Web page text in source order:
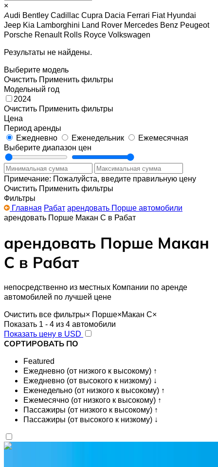
×
Audi Bentley Cadillac Cupra Dacia Ferrari Fiat Hyundai
Jeep Kia Lamborghini Land Rover Mercedes Benz Peugeot
Porsche Renault Rolls Royce Volkswagen
Результаты не найдены.
Выберите модель
Очистить Применить фильтры
Модельный год
2024
Очистить Применить фильтры
Цена
Период аренды
Ежедневно
Еженедельник
Ежемесячная
Выберите диапазон цен
Примечание: Пожалуйста, введите правильную цену
Очистить Применить фильтры
Фильтры
Главная Рабат арендовать Порше автомобили
арендовать Порше Макан С в Рабат
арендовать Порше Макан
С в Рабат
непосредственно из местных Компании по аренде
автомобилей по лучшей цене
Очистить все фильтры× Порше×Макан С×
Показать 1 - 4 из 4 автомобили
Показать цену в USD
СОРТИРОВАТЬ ПО
Featured
Ежедневно (от низкого к высокому) ↑
Ежедневно (от высокого к низкому) ↓
Еженедельно (от низкого к высокому) ↑
Ежемесячно (от низкого к высокому) ↑
Пассажиры (от низкого к высокому) ↑
Пассажиры (от высокого к низкому) ↓
Вам нравится то, что вы видите?